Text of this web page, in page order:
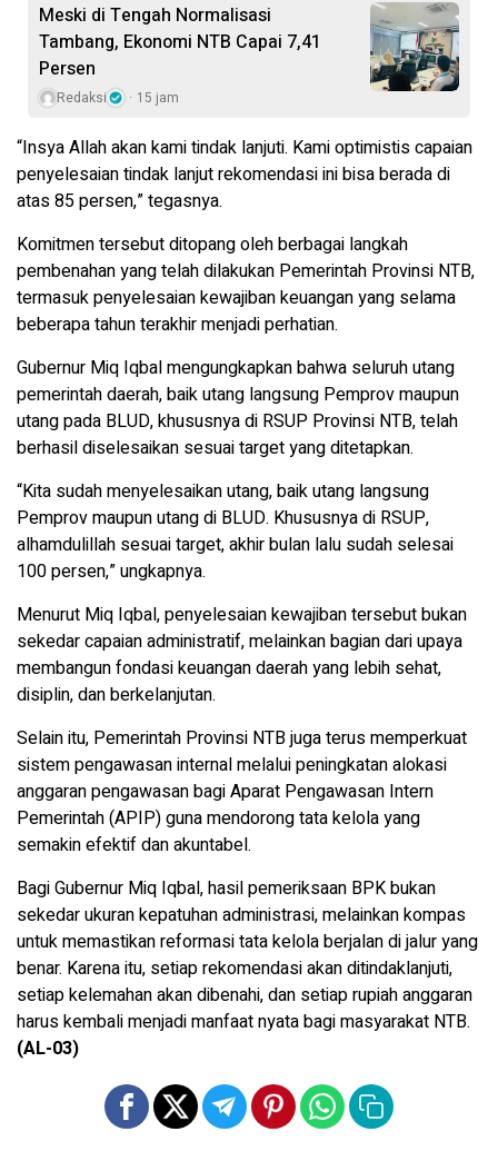
Meski di Tengah Normalisasi
Tambang, Ekonomi NTB Capai 7,41
Persen
Redaksi 15 jam
“Insya Allah akan kami tindak lanjuti. Kami optimistis capaian
penyelesaian tindak lanjut rekomendasi ini bisa berada di
atas 85 persen,” tegasnya.
Komitmen tersebut ditopang oleh berbagai langkah
pembenahan yang telah dilakukan Pemerintah Provinsi NTB,
termasuk penyelesaian kewajiban keuangan yang selama
beberapa tahun terakhir menjadi perhatian.
Gubernur Miq Iqbal mengungkapkan bahwa seluruh utang
pemerintah daerah, baik utang langsung Pemprov maupun
utang pada BLUD, khususnya di RSUP Provinsi NTB, telah
berhasil diselesaikan sesuai target yang ditetapkan.
“Kita sudah menyelesaikan utang, baik utang langsung
Pemprov maupun utang di BLUD. Khususnya di RSUP,
alhamdulillah sesuai target, akhir bulan lalu sudah selesai
100 persen,” ungkapnya.
Menurut Miq Iqbal, penyelesaian kewajiban tersebut bukan
sekedar capaian administratif, melainkan bagian dari upaya
membangun fondasi keuangan daerah yang lebih sehat,
disiplin, dan berkelanjutan.
Selain itu, Pemerintah Provinsi NTB juga terus memperkuat
sistem pengawasan internal melalui peningkatan alokasi
anggaran pengawasan bagi Aparat Pengawasan Intern
Pemerintah (APIP) guna mendorong tata kelola yang
semakin efektif dan akuntabel.
Bagi Gubernur Miq Iqbal, hasil pemeriksaan BPK bukan
sekedar ukuran kepatuhan administrasi, melainkan kompas
untuk memastikan reformasi tata kelola berjalan di jalur yang
benar. Karena itu, setiap rekomendasi akan ditindaklanjuti,
setiap kelemahan akan dibenahi, dan setiap rupiah anggaran
harus kembali menjadi manfaat nyata bagi masyarakat NTB.
(AL-03)